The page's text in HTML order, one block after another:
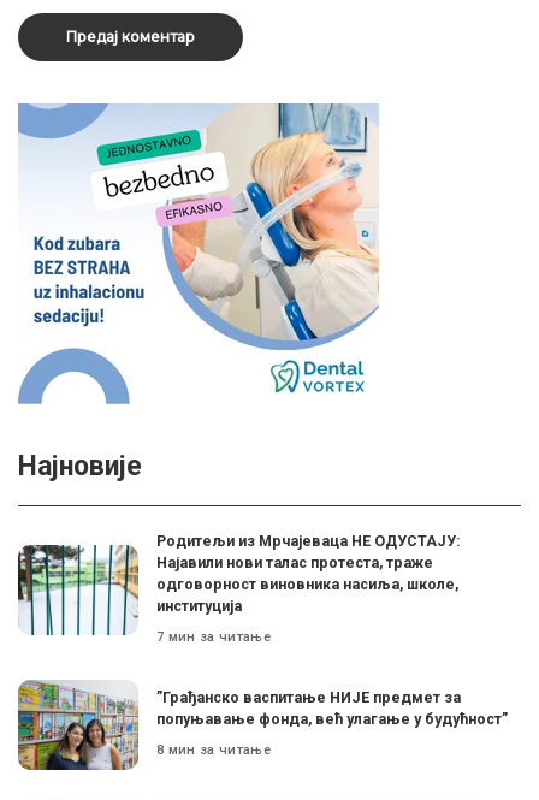
Најновије
Родитељи из Мрчајеваца НЕ ОДУСТАЈУ:
Најавили нови талас протеста, траже
одговорност виновника насиља, школе,
институција
7 мин за читање
”Грађанско васпитање НИЈЕ предмет за
попуњавање фонда, већ улагање у будућност”
8 мин за читање